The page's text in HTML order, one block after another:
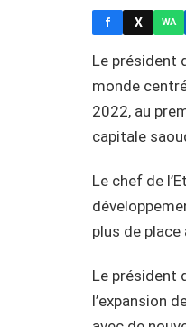
f X WA
Le président
monde
2022, au
capitale
Le chef de
plus de place
Le président
l’expansion